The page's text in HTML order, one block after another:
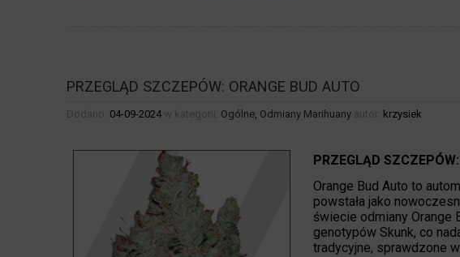
PRZEGLĄD SZCZEPÓW: ORANGE BUD AUTO
Dodano: 04-09-2024 w kategorii: Ogólne, Odmiany Marihuany autor: krzysiek
PRZEGLĄD
Orange Bud Auto to
powstała jako
świecie odmiany Orange
genotypów Skunk, co
tradycyjne, sprawdzone